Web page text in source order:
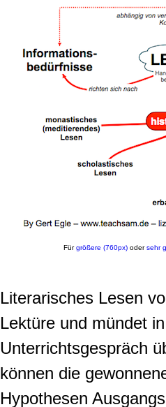
Fürgrößere (760px)odersehr
Literarisches Lesen
Lektüre und mündet
Unterrichtsgespräch
können die
Hypothesen